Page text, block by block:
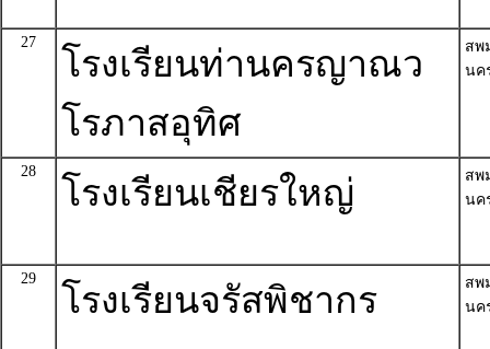
27
โรงเรียนท่านครญาณว
โรภาสอุทิศ
สพ
นค
28
โรงเรียนเชียรใหญ่
สพ
นค
29
โรงเรียนจรัสพิชากร
สพ
นค